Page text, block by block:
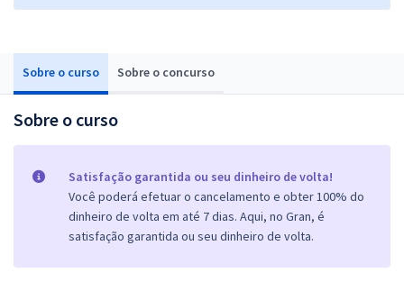
Sobre o curso Sobre o concurso
Sobre o curso
Satisfação garantida ou seu dinheiro de volta!
Você poderá efetuar o cancelamento e obter 100% do
dinheiro de volta em até 7 dias. Aqui, no Gran, é
satisfação garantida ou seu dinheiro de volta.